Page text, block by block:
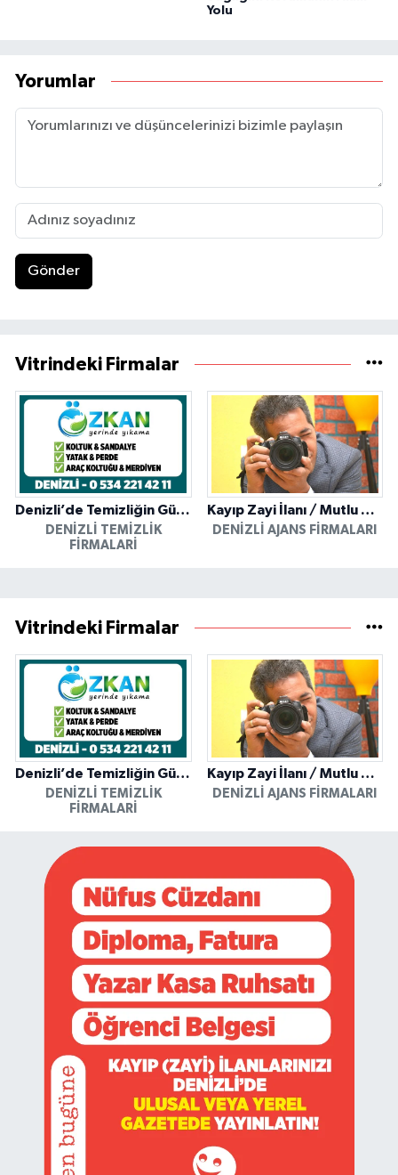
Yolu
Yorumlar
Gönder
Vitrindeki Firmalar
Denizli’de Temizliğin Güvenilir Adresi: Özkan Yerinde Yıkama
DENIZLI TEMIZLIK
FIRMALARI
Kayıp Zayi İlanı / Mutlu Ajans / Denizli
DENIZLI AJANS FIRMALARI
Vitrindeki Firmalar
Denizli’de Temizliğin Güvenilir Adresi: Özkan Yerinde Yıkama
DENIZLI TEMIZLIK
FIRMALARI
Kayıp Zayi İlanı / Mutlu Ajans / Denizli
DENIZLI AJANS FIRMALARI